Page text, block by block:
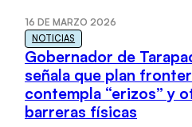
16 DE MARZO 2026
NOTICIAS
Gobernador de
señala que plan
contempla “erizos” y
barreras físicas